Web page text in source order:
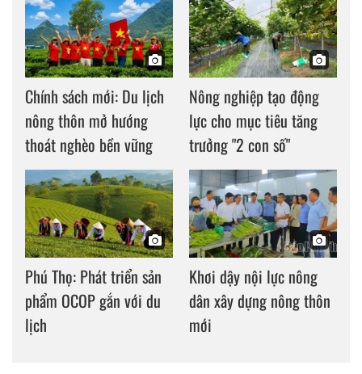
Chính sách mới: Du lịch
nông thôn mở hướng
thoát nghèo bền vững
Nông nghiệp tạo động
lực cho mục tiêu tăng
trưởng "2 con số"
Phú Thọ: Phát triển sản
phẩm OCOP gắn với du
lịch
Khơi dậy nội lực nông
dân xây dựng nông thôn
mới